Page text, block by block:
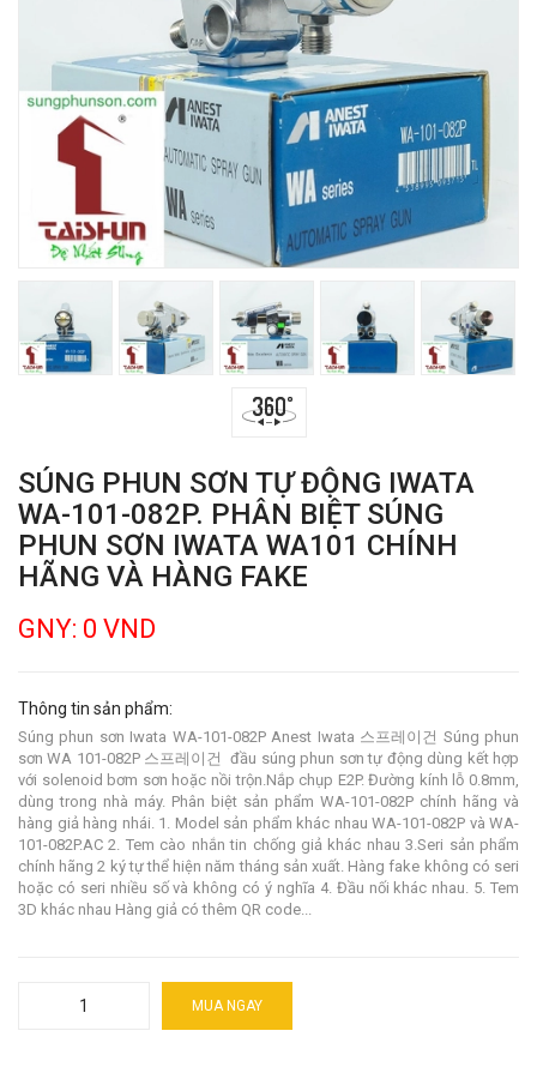
SÚNG PHUN SƠN TỰ ĐỘNG IWATA
WA-101-082P. PHÂN BIỆT SÚNG
PHUN SƠN IWATA WA101 CHÍNH
HÃNG VÀ HÀNG FAKE
GNY: 0 VND
Thông tin sản phẩm:
Súng phun sơn Iwata WA-101-082P Anest Iwata 스프레이건 Súng phun
sơn WA 101-082P 스프레이건 đầu súng phun sơn tự động dùng kết hợp
với solenoid bơm sơn hoặc nồi trộn.Nắp chụp E2P. Đường kính lỗ 0.8mm,
dùng trong nhà máy. Phân biệt sản phẩm WA-101-082P chính hãng và
hàng giả hàng nhái. 1. Model sản phẩm khác nhau WA-101-082P và WA-
101-082P.AC 2. Tem cào nhắn tin chống giả khác nhau 3.Seri sản phẩm
chính hãng 2 ký tự thể hiện năm tháng sản xuất. Hàng fake không có seri
hoặc có seri nhiều số và không có ý nghĩa 4. Đầu nối khác nhau. 5. Tem
3D khác nhau Hàng giả có thêm QR code...
MUA NGAY